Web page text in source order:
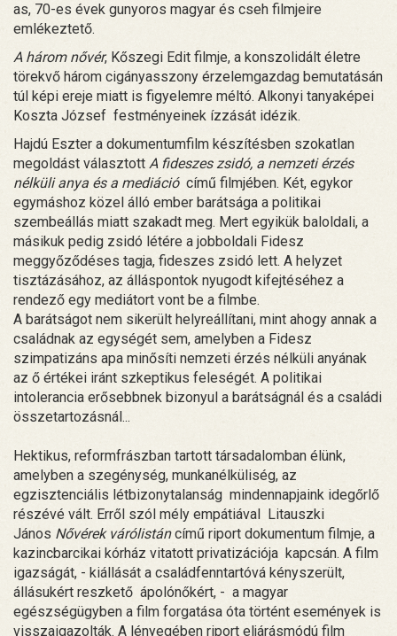
as, 70-es évek gunyoros magyar és cseh filmjeire
emlékeztető.
A három nővér, Kőszegi Edit filmje, a konszolidált életre
törekvő három cigányasszony érzelemgazdag bemutatásán
túl képi ereje miatt is figyelemre méltó. Alkonyi tanyaképei
Koszta József festményeinek ízzását idézik.
Hajdú Eszter a dokumentumfilm készítésben szokatlan
megoldást választott A fideszes zsidó, a nemzeti érzés
nélküli anya és a mediációcímű filmjében. Két, egykor
egymáshoz közel álló ember barátsága a politikai
szembeállás miatt szakadt meg. Mert egyikük baloldali, a
másikuk pedig zsidó létére a jobboldali Fidesz
meggyőződéses tagja, fideszes zsidó lett. A helyzet
tisztázásához, az álláspontok nyugodt kifejtéséhez a
rendező egy mediátort vont be a filmbe.
A barátságot nem sikerült helyreállítani, mint ahogy annak a
családnak az egységét sem, amelyben a Fidesz
szimpatizáns apa minősíti nemzeti érzés nélküli anyának
az ő értékei iránt szkeptikus feleségét. A politikai
intolerancia erősebbnek bizonyul a barátságnál és a családi
összetartozásnál...
Hektikus, reformfrászban tartott társadalomban élünk,
amelyben a szegénység, munkanélküliség, az
egzisztenciális létbizonytalanság mindennapjaink idegőrlő
részévé vált. Erről szól mély empátiával Litauszki
János Nővérek várólistáncímű riport dokumentum filmje, a
kazincbarcikai kórház vitatott privatizációja kapcsán. A film
igazságát, - kiállását a családfenntartóvá kényszerült,
állásukért reszkető ápolónőkért, - a magyar
egészségügyben a film forgatása óta történt események is
visszaigazolták. A lényegében riport eljárásmódú film